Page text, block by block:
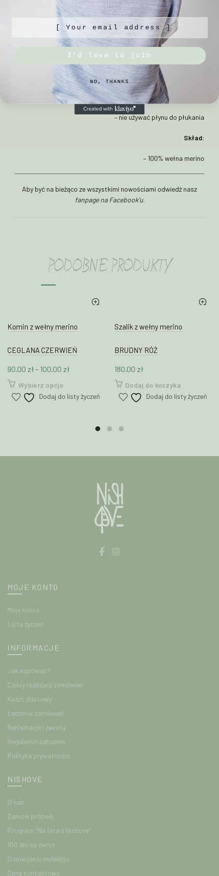
naszych modelek i modeli możesz sprawdzićTU.
Sposób pielęgnacji:
– prać ręcznie w max 30°C w płynie do wełny
– unikać gwałtownych zmian temperatur
– suszyć na płasko
– nie używać płynu do płukania
Skład:
– 100% wełna merino
Aby być na bieżąco ze wszystkimi nowościami odwiedź nasz
fanpage na Facebook’u.
PODOBNE PRODUKTY
Komin z wełny merino
CEGLANA CZERWIEŃ
90.00 zł– 100.00 złZakres
od
100.00 zł
Wybierz opcjeTen
produkt
wariantów.
Dodaj do listy życzeń
Szalik z wełny merino
BRUDNY RÓŻ
180.00 zł
Dodaj do koszyka
Dodaj do listy życzeń
MOJE KONTO
Moje konto
Lista życzeń
INFORMACJE
Jak kupować?
Czasy realizacji zamówień
Koszt dostawy
Łączenie zamówień
Reklamacje i zwroty
Regulamin zakupów
Polityka prywatności
NISHOVE
O nas
Zamów próbnik
Program "Na lata z Nishove"
100 dni na zwrot
O znaczeniu mulesigu
Dane kontaktowe
[ Your email address ]
I’d love to join
NO, THANKS